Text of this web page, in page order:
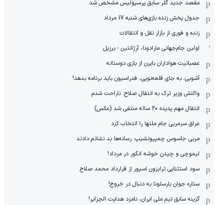
مقصد جدید گلر سابق پرسپولیس مشخص شد
جدول پخش زنده بازی‌های شنبه 17 مرداد
زنده و فوری از بازار نقل و انتقالات
اولین جام‌جهانی مارادونا، آرژانتین - برزیل
عصبانیت هواداران بایرن از بازی دوستانه
آشوبی: به جای قلعه‌نویی، فدراسیون باید برنامه بدهد!
واکنش وزیر ترک به انتقال صلاح: ناراحت شدم
انتقال مهم پدیده 20 ساله منتفی شد (عکس)
عراق سرمربی جام ملتها را انتخاب کرد
مربی جاسوس چمپیونشیپ: رسانه‌ها بد نشانم دادند
لیموچی و چیدن خوشه انگور در مرداد!
سود استثنایی ترابزون اسپور از قرارداد محمد صلاح
ستاره جوان بارسلونا به دنبال در خروج!
گزینه سابق تیم ملی ایران، نامزد هدایت الجزایر!